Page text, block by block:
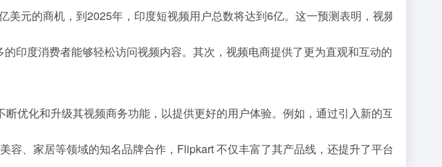
元的商机，到2025年，印度短视频用户总数将达到6亿。这一预测表明，视频电商在
印度消费者能够轻松访问视频内容。其次，视频电商提供了更为直观和互动的购物体
优化和升级其视频商务功能，以提供更好的用户体验。例如，通过引入新的互动工具
、家居等领域的知名品牌合作，Flipkart 不仅丰富了其产品线，还提升了平台的信誉度